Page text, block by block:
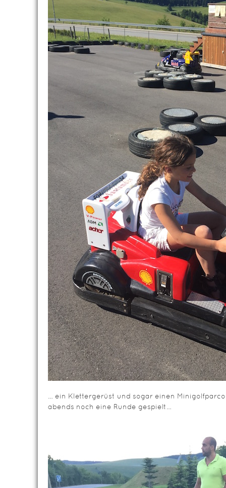
… ein Klettergerüst und sogar einen
abends noch eine Runde gespielt…